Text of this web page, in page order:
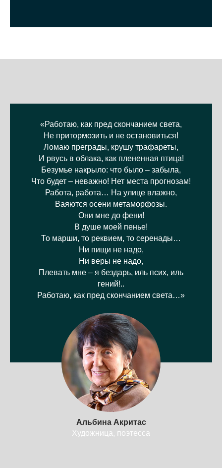
«Работаю, как пред скончанием света,
Не притормозить и не остановиться!
Ломаю преграды, крушу трафареты,
И рвусь в облака, как плененная птица!
Безумье накрыло: что было – забыла,
Что будет – неважно! Нет места прогнозам!
Работа, работа… На улице влажно,
Ваяются осени метаморфозы.
Они мне до фени!
В душе моей пенье!
То марши, то реквием, то серенады…
Ни пищи не надо,
Ни веры не надо,
Плевать мне – я бездарь, иль псих, иль
гений!..
Работаю, как пред скончанием света…»
Альбина Акритас
Художница, поэтесса